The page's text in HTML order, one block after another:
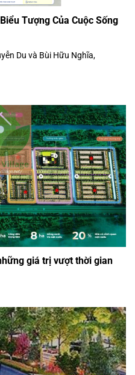
Tượng Của Cuộc Sống
Du và Bùi Hữu Nghĩa,
giá trị vượt thời gian